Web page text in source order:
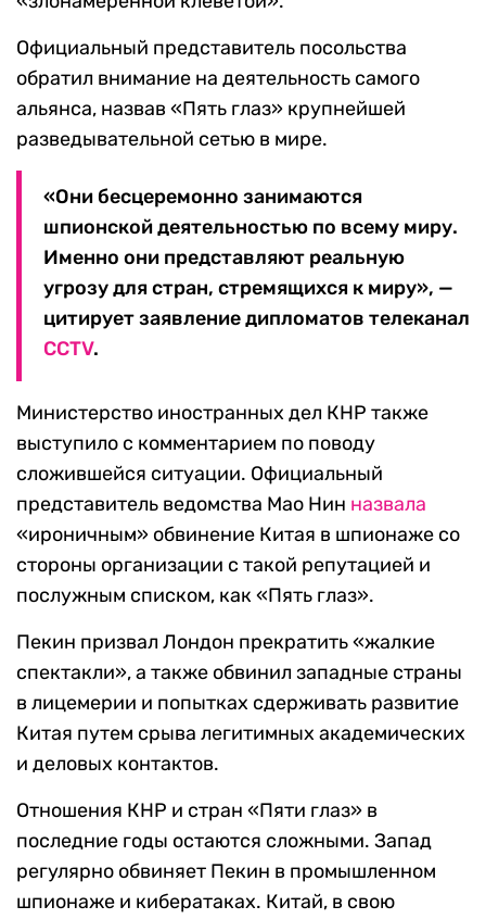
Официальный представитель посольства
обратил внимание на деятельность самого
альянса, назвав «Пять глаз» крупнейшей
разведывательной сетью в мире.
«Они бесцеремонно занимаются
шпионской деятельностью по всему миру.
Именно они представляют реальную
угрозу для стран, стремящихся к миру», —
цитирует заявление дипломатов телеканал
CCTV.
Министерство иностранных дел КНР также
выступило с комментарием по поводу
сложившейся ситуации. Официальный
представитель ведомства Мао Нин назвала
«ироничным» обвинение Китая в шпионаже со
стороны организации с такой репутацией и
послужным списком, как «Пять глаз».
Пекин призвал Лондон прекратить «жалкие
спектакли», а также обвинил западные страны
в лицемерии и попытках сдерживать развитие
Китая путем срыва легитимных академических
и деловых контактов.
Отношения КНР и стран «Пяти глаз» в
последние годы остаются сложными. Запад
регулярно обвиняет Пекин в промышленном
шпионаже и кибератаках. Китай, в свою